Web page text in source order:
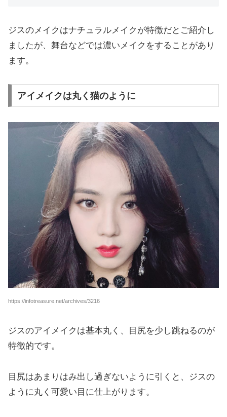
ジスのメイクはナチュラルメイクが特徴だとご紹介し
ましたが、舞台などでは濃いメイクをすることがあり
ます。
アイメイクは丸く猫のように
https://infotreasure.net/archives/3216
ジスのアイメイクは基本丸く、目尻を少し跳ねるのが
特徴的です。
目尻はあまりはみ出し過ぎないように引くと、ジスの
ように丸く可愛い目に仕上がります。